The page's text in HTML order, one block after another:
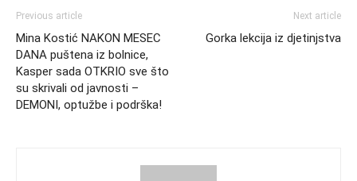
Previous article
Mina Kostić NAKON MESEC
DANA puštena iz bolnice,
Kasper sada OTKRIO sve što
su skrivali od javnosti –
DEMONI, optužbe i podrška!
Next article
Gorka lekcija iz djetinjstva